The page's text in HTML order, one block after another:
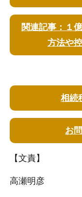
関連記事：１
方法や
相続
お
【文責】
高瀬明彦